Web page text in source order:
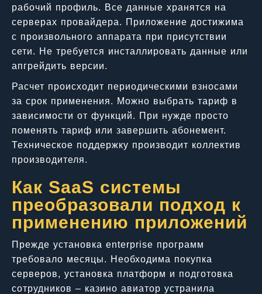
рабочий профиль. Все данные хранятся на
серверах провайдера. Приложение достижима
с произвольного аппарата при присутствии
сети. Не требуется инсталлировать данные или
апгрейдить версии.
Расчет происходит периодическими взносами
за срок применения. Можно выбрать тариф в
зависимости от функций. При нужде просто
поменять тариф или завершить абонемент.
Техническое поддержку производит коллектив
производителя.
Как SaaS системы
преобразовали подход к
применению приложений
Прежде установка enterprise программ
требовало месяцы. Необходима покупка
серверов, установка платформ и подготовка
сотрудников – казино авиатор устранила